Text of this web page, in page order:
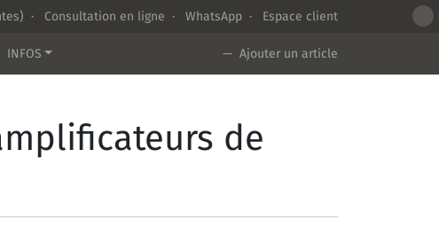
· Consultation en ligne · WhatsApp · Espace client
INFOS — Ajouter un article
de